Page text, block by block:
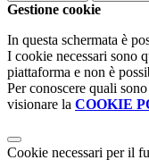
Gestione cookie
In questa schermata è
I cookie necessari sono
piattaforma e non è
Per conoscere quali
visionare la COOKIE
Cookie necessari per il